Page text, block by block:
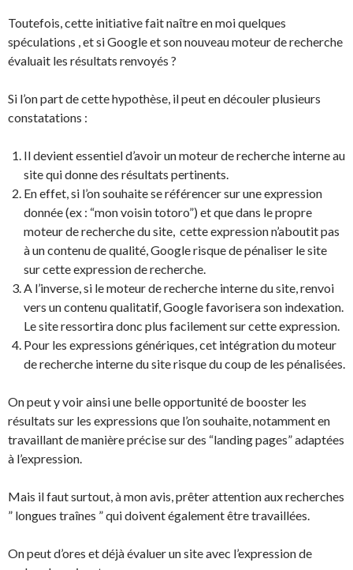
Toutefois, cette initiative fait naître en moi quelques
spéculations , et si Google et son nouveau moteur de recherche
évaluait les résultats renvoyés ?
Si l’on part de cette hypothèse, il peut en découler plusieurs
constatations :
Il devient essentiel d’avoir un moteur de recherche interne au
site qui donne des résultats pertinents.
En effet, si l’on souhaite se référencer sur une expression
donnée (ex : “mon voisin totoro”) et que dans le propre
moteur de recherche du site, cette expression n’aboutit pas
à un contenu de qualité, Google risque de pénaliser le site
sur cette expression de recherche.
A l’inverse, si le moteur de recherche interne du site, renvoi
vers un contenu qualitatif, Google favorisera son indexation.
Le site ressortira donc plus facilement sur cette expression.
Pour les expressions génériques, cet intégration du moteur
de recherche interne du site risque du coup de les pénalisées.
On peut y voir ainsi une belle opportunité de booster les
résultats sur les expressions que l’on souhaite, notamment en
travaillant de manière précise sur des “landing pages” adaptées
à l’expression.
Mais il faut surtout, à mon avis, prêter attention aux recherches
” longues traînes ” qui doivent également être travaillées.
On peut d’ores et déjà évaluer un site avec l’expression de